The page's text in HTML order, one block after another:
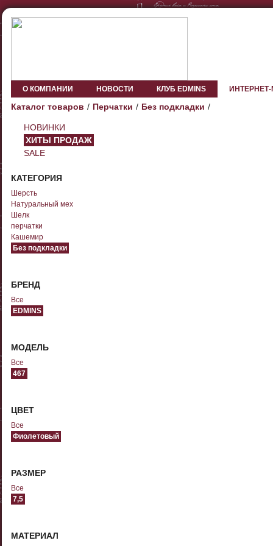
О КОМПАНИИ НОВОСТИ КЛУБ EDMINS
Каталог товаров Перчатки Без подкладки
НОВИНКИ
ХИТЫ ПРОДАЖ
SALE
КАТЕГОРИЯ
Шерсть
Натуральный мех
Шелк
перчатки
Кашемир
Без подкладки
БРЕНД
Все
EDMINS
МОДЕЛЬ
Все
467
ЦВЕТ
Все
Фиолетовый
РАЗМЕР
Все
7,5
МАТЕРИАЛ